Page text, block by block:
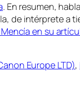
. En resumen,
de intérprete a
en su
Europe LTD),